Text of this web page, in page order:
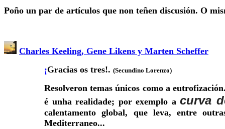
Poño un par de artículos que non teñen discusión. O
Charles Keeling, Gene Likens y Marten Scheffer
¡Gracias os tres!. (Secundino Lorenzo)
Resolveron temas únicos como a
é unha realidade; por exemplo acurva
calentamento global, que leva, entre
Mediterraneo...